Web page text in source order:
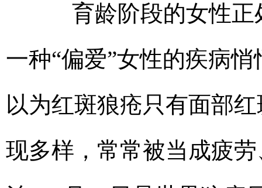
育龄阶段的女性正
一种“偏爱”女性的疾病
以为红斑狼疮只有面部
现多样，常常被当成疲